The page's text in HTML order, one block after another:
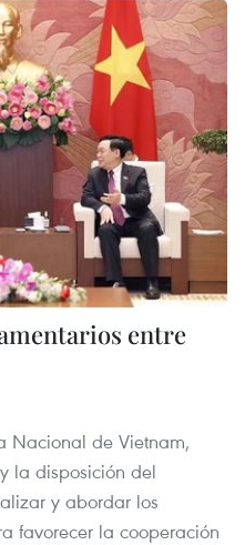
entre
Nacional de Vietnam,
la disposición del
y abordar los
favorecer la cooperación